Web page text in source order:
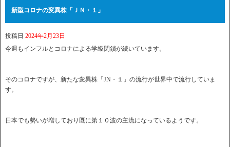
新型コロナの変異株「ＪＮ・１」
投稿日 2024年2月23日
今週もインフルとコロナによる学級閉鎖が続いています。
そのコロナですが、新たな変異株「JN・１」の流行が世界中で流行していま
す。
日本でも勢いが増しており既に第１０波の主流になっているようです。